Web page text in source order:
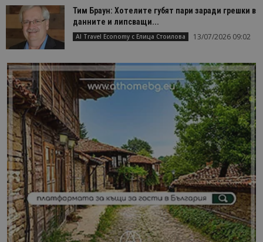
Тим Браун: Хотелите губят пари заради грешки в
данните и липсващи...
AI Travel Economy с Елица Стоилова 13/07/2026 09:02